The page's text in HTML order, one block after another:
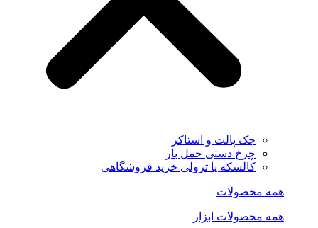
جک پالت و استاکر
چرخ دستی حمل بار
کالسکه یا ترولی خرید فروشگاهی
همه محصولات
همه محصولات ابزار